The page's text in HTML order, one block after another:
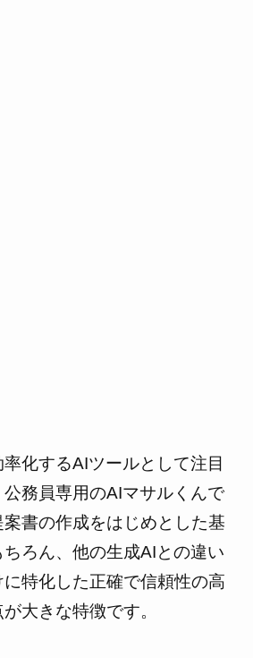
化するAIツールとして注目
務員専用のAIマサルくんで
書の作成をはじめとした基
ろん、他の生成AIとの違い
特化した正確で信頼性の高
大きな特徴です。